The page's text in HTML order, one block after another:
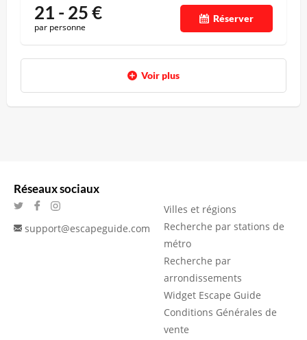
21 - 25€
par personne
Réserver
Voir plus
Réseaux sociaux
support@escapeguide.com
Villes et régions
Recherche par stations de
métro
Recherche par
arrondissements
Widget Escape Guide
Conditions Générales de
vente